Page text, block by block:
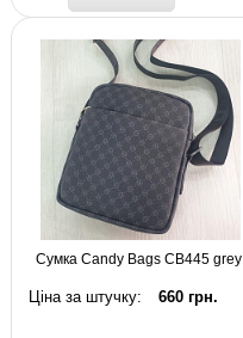
Сумка Candy Bags CB445 grey
Ціна за штучку: 660 грн.